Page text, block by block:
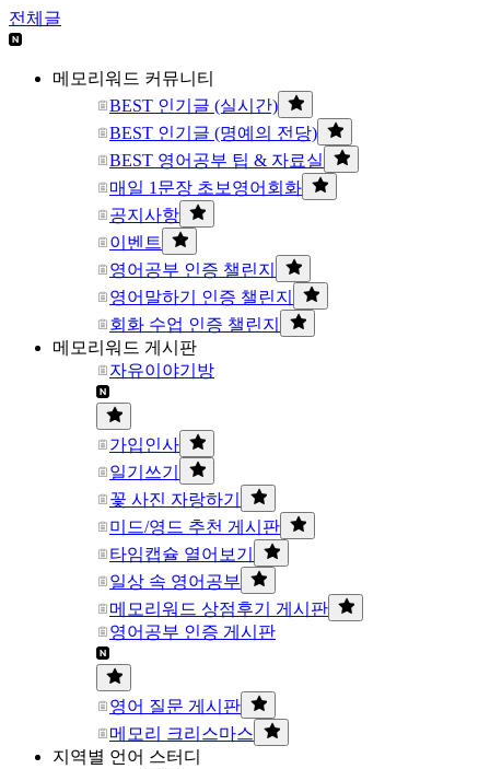
전체글
메모리워드 커뮤니티
BEST 인기글 (실시간)
BEST 인기글 (명예의 전당)
BEST 영어공부 팁 & 자료실
매일 1문장 초보영어회화
공지사항
이벤트
영어공부 인증 챌린지
영어말하기 인증 챌린지
회화 수업 인증 챌린지
메모리워드 게시판
자유이야기방
가입인사
일기쓰기
꽃 사진 자랑하기
미드/영드 추천 게시판
타임캡슐 열어보기
일상 속 영어공부
메모리워드 상점후기 게시판
영어공부 인증 게시판
영어 질문 게시판
메모리 크리스마스
지역별 언어 스터디